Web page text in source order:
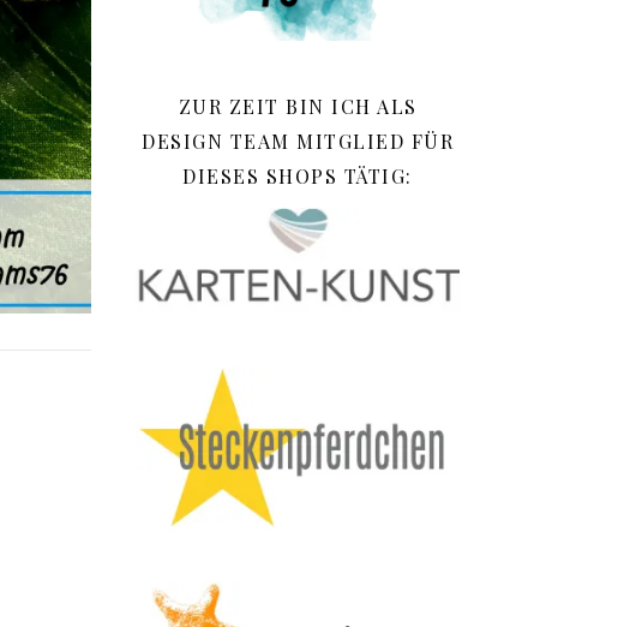
ZUR ZEIT BIN ICH ALS
DESIGN TEAM MITGLIED FÜR
DIESES SHOPS TÄTIG: